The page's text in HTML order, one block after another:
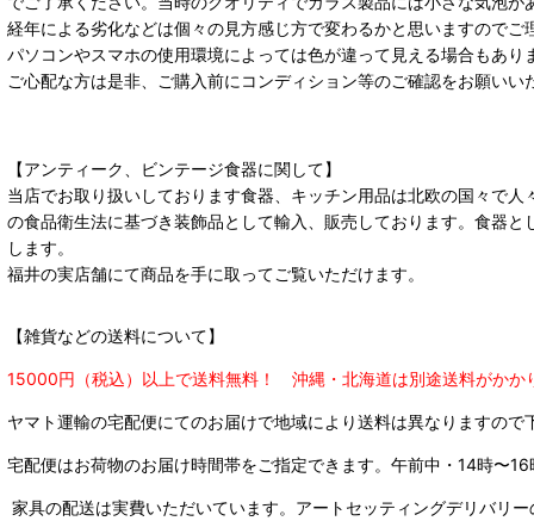
経年による劣化などは個々の見方感じ方で変わるかと思いますのでご
パソコンやスマホの使用環境によっては色が違って見える場合もあ
ご心配な方は是非、ご購入前にコンディション等のご確認をお願い
【アンティーク、ビンテージ食器に関して】
当店でお取り扱いしております食器、キッチン用品は北欧の国々で
の食品衛生法に基づき装飾品として輸入、販売しております。食器
します。
福井の実店舗にて商品を手に取ってご覧いただけます。
【雑貨などの送料について】
15000円（税込）以上で送料無料！ 沖縄・北海道は別途送料がかか
ヤマト運輸の宅配便にてのお届けで地域により送料は異なりますので
宅配便はお荷物のお届け時間帯をご指定できます。 午前中・14時〜
家具の配送は実費いただいています。アートセッティングデリバリ